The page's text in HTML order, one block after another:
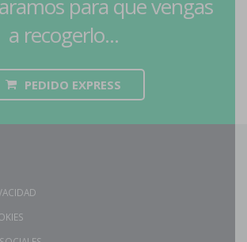
para que vengas
a recogerlo...
PEDIDO EXPRESS